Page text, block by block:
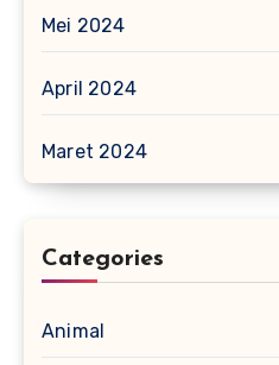
Mei 2024
April 2024
Maret 2024
Categories
Animal